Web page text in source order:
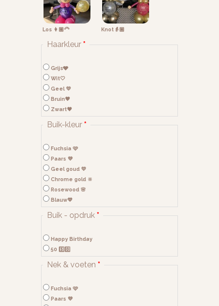
Los 👩🏼‍🦳 Knot👵🏼
Haarkleur *
Grijs🩶
Wit🤍
Geel 💛
Bruin🤎
Zwart🖤
Buik-kleur *
Fuchsia 🩷
Paars 💜
Geel goud 💛
Chrome gold 🔆
Rosewood 🌸
Blauw💙
Buik - opdruk *
Happy Birthday
50 5️⃣0️⃣
Nek & voeten *
Fuchsia 🩷
Paars 💜